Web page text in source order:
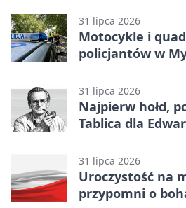
31 lipca 2026
Motocykle i
policjantów w
31 lipca 2026
Najpierw hołd,
Tablica dla
31 lipca 2026
Uroczystość na
przypomni o